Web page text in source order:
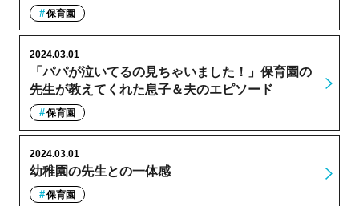
保育園
「パパが泣いてるの見ちゃいました！」保育園の
先生が教えてくれた息子＆夫のエピソード
2024.03.01
保育園
幼稚園の先生との一体感
2024.03.01
保育園